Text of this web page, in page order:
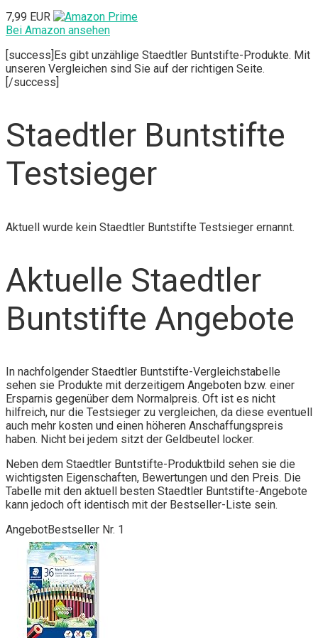
7,99 EUR
Bei Amazon ansehen
[success]Es gibt unzählige Staedtler Buntstifte-Produkte. Mit
unseren Vergleichen sind Sie auf der richtigen Seite.
[/success]
Staedtler Buntstifte
Testsieger
Aktuell wurde kein Staedtler Buntstifte Testsieger ernannt.
Aktuelle Staedtler
Buntstifte Angebote
In nachfolgender Staedtler Buntstifte-Vergleichstabelle
sehen sie Produkte mit derzeitigem Angeboten bzw. einer
Ersparnis gegenüber dem Normalpreis. Oft ist es nicht
hilfreich, nur die Testsieger zu vergleichen, da diese eventuell
auch mehr kosten und einen höheren Anschaffungspreis
haben. Nicht bei jedem sitzt der Geldbeutel locker.
Neben dem Staedtler Buntstifte-Produktbild sehen sie die
wichtigsten Eigenschaften, Bewertungen und den Preis. Die
Tabelle mit den aktuell besten Staedtler Buntstifte-Angebote
kann jedoch oft identisch mit der Bestseller-Liste sein.
AngebotBestseller Nr. 1